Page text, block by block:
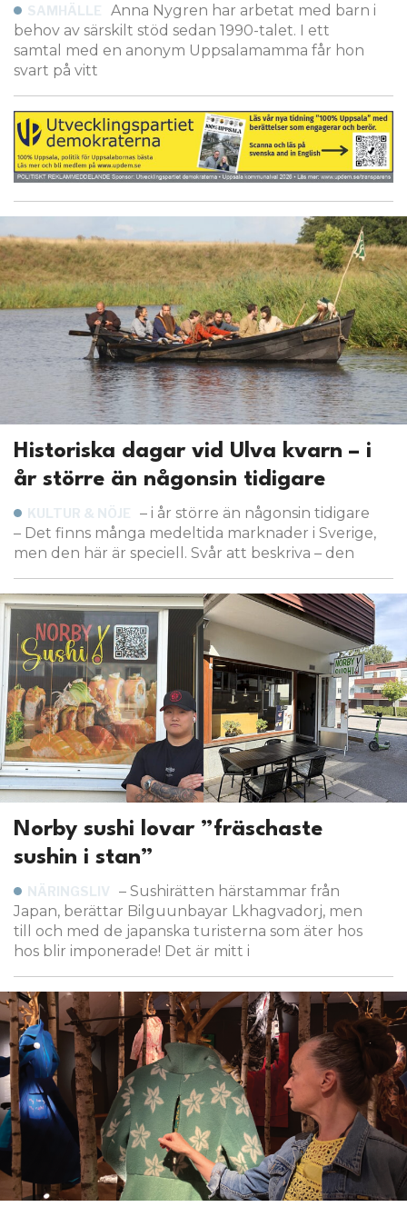
SAMHÄLLE
Anna Nygren har arbetat med barn i
behov av särskilt stöd sedan 1990-talet. I ett
samtal med en anonym Uppsalamamma får hon
svart på vitt
Historiska dagar vid Ulva kvarn – i
år större än någonsin tidigare
KULTUR & NÖJE
– i år större än någonsin tidigare
– Det finns många medeltida marknader i Sverige,
men den här är speciell. Svår att beskriva – den
Norby sushi lovar ”fräschaste
sushin i stan”
NÄRINGSLIV
– Sushirätten härstammar från
Japan, berättar Bilguunbayar Lkhagvadorj, men
till och med de japanska turisterna som äter hos
hos blir imponerade! Det är mitt i